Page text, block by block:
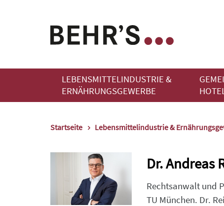
LEBENSMITTELINDUSTRIE &
ERNÄHRUNGSGEWERBE
Startseite Lebensmittelindustrie &
Dr. Andreas
Rechtsanwalt und
TU München. Dr.